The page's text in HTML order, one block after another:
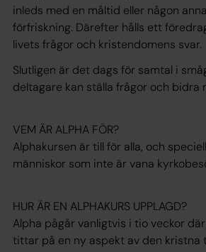
inleds med en måltid eller någon
förfriskning. Därefter hålls ett
livets frågor och kristendomens svar.
Slutligen är det dags för samtal i
deltagare kan ställa frågor och bidra
VEM ÄR ALPHA FÖR?
Alphakursen är till för alla, och
människor som inte är vana
HUR ÄR EN ALPHAKURS UPPLAGD?
Alpha pågår vanligtvis i tio veckor
tittar på en ny aspekt av den kristna